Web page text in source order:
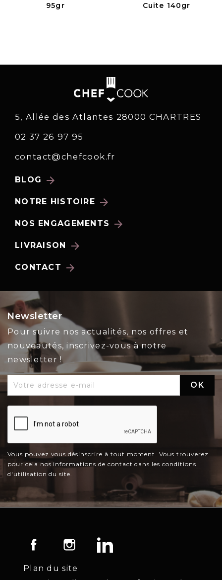
95gr
Cuite 140gr
5, Allée des Atlantes 28000 CHARTRES
02 37 26 97 95
contact@chefcook.fr
BLOG arrow_forward
NOTRE HISTOIRE arrow_forward
NOS ENGAGEMENTS arrow_forward
LIVRAISON arrow_forward
CONTACT arrow_forward
Newsletter
Pour suivre nos actualités, nos offres et
nouveautés, inscrivez-vous à notre
newsletter !
Vous pouvez vous désinscrire à tout moment. Vous trouverez
pour cela nos informations de contact dans les conditions
d'utilisation du site.
Facebook Instagram
Plan du site